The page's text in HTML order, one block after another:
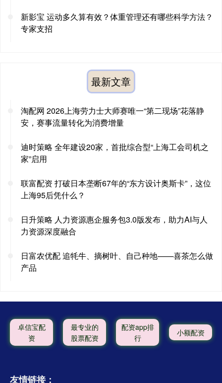
新影宝 运动多久算有效？体重管理还有哪些科学方法？
专家支招
最新文章
淘配网 2026上海劳力士大师赛唯一“第二现场”花落静
安，赛事流量转化为消费增量
迪时策略 全年建设20家，首批综合型“上海工会司机之
家”启用
联富配资 打破日本垄断67年的“东方设计奥斯卡”，这位
上海95后凭什么？
日升策略 人力资源惠企服务包3.0版发布，助力AI与人
力资源深度融合
日富农优配 追牦牛、摘树叶、自己种地——喜茶怎么做
产品
卓信宝配
资
最专业的
股票配资
配资app排
行
小额配资
友情链接：